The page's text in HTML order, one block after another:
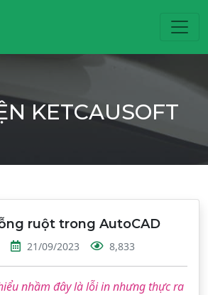
KETCAUSOFT
ruột trong AutoCAD
21/09/2023 8,833
nhầm đây là lỗi in nhưng thực ra